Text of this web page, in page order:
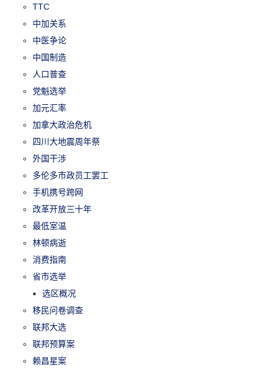
TTC
中加关系
中医争论
中国制造
人口普查
党魁选举
加元汇率
加拿大政治危机
四川大地震周年祭
外国干涉
多伦多市政员工罢工
手机携号跨网
改革开放三十年
最低室温
林顿病逝
消费指南
省市选举
选区概况
移民问卷调查
联邦大选
联邦预算案
赖昌星案